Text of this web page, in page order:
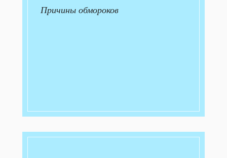
Причины обмороков